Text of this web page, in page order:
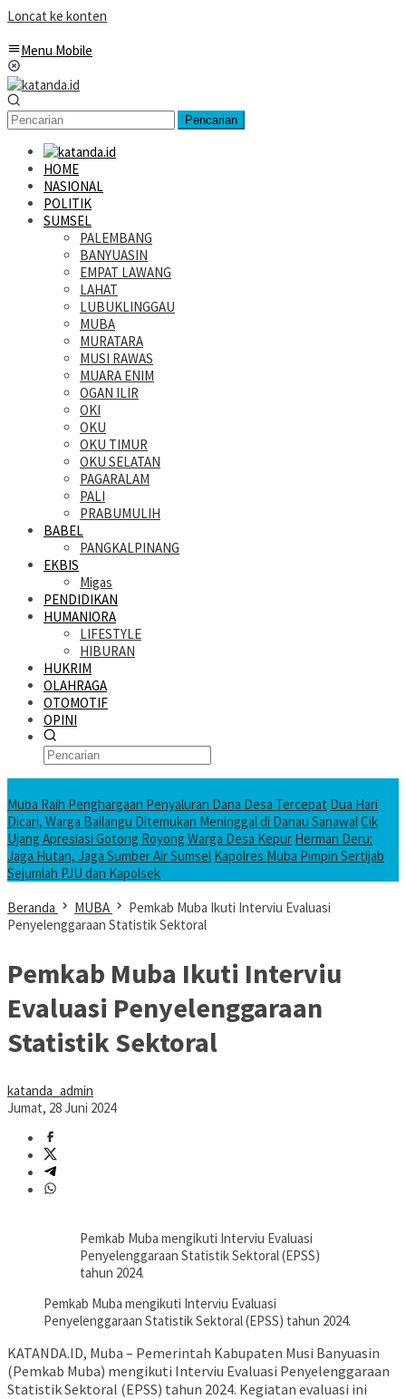
Loncat ke konten
Menu Mobile
Pencarian
HOME
NASIONAL
POLITIK
SUMSEL
PALEMBANG
BANYUASIN
EMPAT LAWANG
LAHAT
LUBUKLINGGAU
MUBA
MURATARA
MUSI RAWAS
MUARA ENIM
OGAN ILIR
OKI
OKU
OKU TIMUR
OKU SELATAN
PAGARALAM
PALI
PRABUMULIH
BABEL
PANGKALPINANG
EKBIS
Migas
PENDIDIKAN
HUMANIORA
LIFESTYLE
HIBURAN
HUKRIM
OLAHRAGA
OTOMOTIF
OPINI
Muba Raih Penghargaan Penyaluran Dana Desa Tercepat Dua Hari
Dicari, Warga Bailangu Ditemukan Meninggal di Danau SanawalCik
Ujang Apresiasi Gotong Royong Warga Desa Kepur Herman Deru:
Jaga Hutan, Jaga Sumber Air Sumsel Kapolres Muba Pimpin Sertijab
Sejumlah PJU dan Kapolsek
Beranda
MUBA
Pemkab Muba Ikuti Interviu Evaluasi
Penyelenggaraan Statistik Sektoral
Pemkab Muba Ikuti Interviu
Evaluasi Penyelenggaraan
Statistik Sektoral
katanda_admin
Jumat, 28 Juni 2024
Pemkab Muba mengikuti Interviu Evaluasi
Penyelenggaraan Statistik Sektoral (EPSS)
tahun 2024.
Pemkab Muba mengikuti Interviu Evaluasi
Penyelenggaraan Statistik Sektoral (EPSS) tahun 2024.
KATANDA.ID, Muba – Pemerintah Kabupaten Musi Banyuasin
(Pemkab Muba) mengikuti Interviu Evaluasi Penyelenggaraan
Statistik Sektoral (EPSS) tahun 2024. Kegiatan evaluasi ini